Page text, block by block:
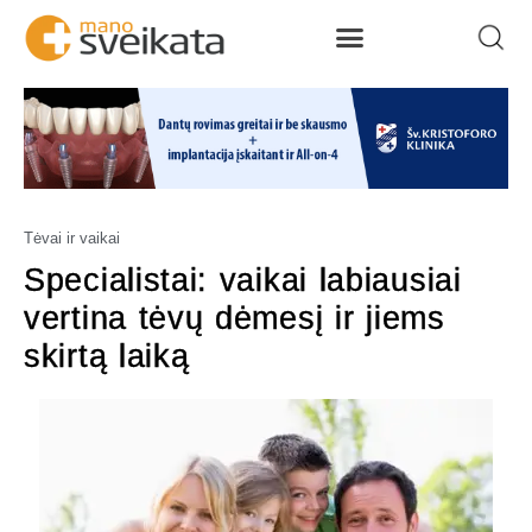
Tėvai ir vaikai
Specialistai: vaikai labiausiai
vertina tėvų dėmesį ir jiems
skirtą laiką